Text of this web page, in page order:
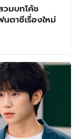
วมบทโค้ช
ตาซีเรื่องใหม่